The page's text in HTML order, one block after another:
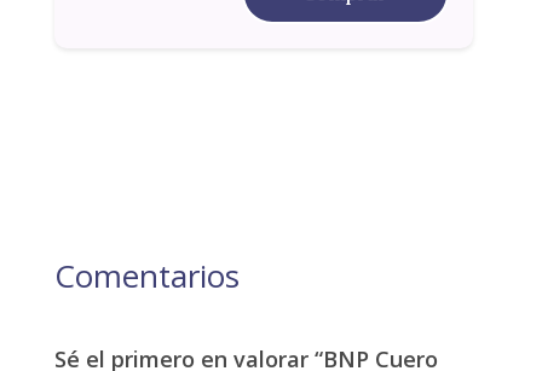
Comentarios
Sé el primero en valorar “BNP Cuero